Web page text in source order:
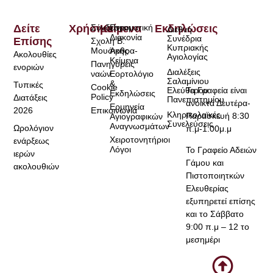
Τα Γραφεία είναι
ανοικτά Δευτέρα-
Παρασκευή 8:30
π.μ-1:00μ.μ
Το Γραφείο Αδειών
Γάμου και
Πιστοποιητκών
Ελευθερίας
εξυπηρετεί επίσης
και το Σάββατο
9:00 π.μ – 12 το
μεσημέρι
Χρήσιμα
Σύνδεσμοι
Σχολή Β.
Μουσικής
Πανηγύρεις
ναών
Cookie
Policy
Επικοινωνία
Κείμενα
Πνευματική
Διακονία
Άρθρα-
Κείμενα
Εορτολόγιο
&
Εκδηλώσεις
Ερμηνεία
Αγιογραφικών
Αναγνωσμάτων
Χειροτονητήριοι
Λόγοι
Δείτε
Επίσης
Ακολουθίες
ενοριών
Τυπικές
Διατάξεις
2026
Ωρολόγιον
ενάρξεως
ιερών
ακολουθιών
Εκδηλώσεις
Διεθνή
Συνέδρια
Κυπριακής
Αγιολογίας
Διαλέξεις
Σαλαμίνιου
Ελεύθερου
Πανεπιστημίου
Κληρικολαϊκές
Συνελεύσεις